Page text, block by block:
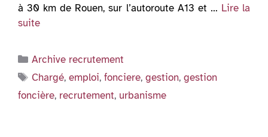
à 30 km de Rouen, sur l’autoroute A13 et … Lire la
suite
Catégories
Archive recrutement
Étiquettes
Chargé,emploi,fonciere,gestion,gestion
foncière, recrutement, urbanisme